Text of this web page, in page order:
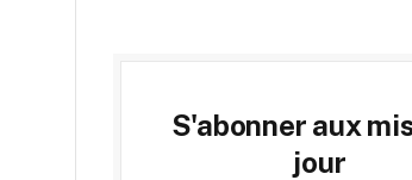
S'abonner aux
jour